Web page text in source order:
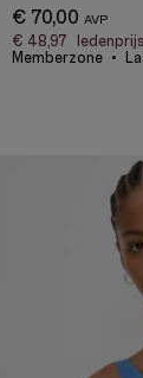
€ 70,00
€ 48,97
ledenprijs
Memberzone